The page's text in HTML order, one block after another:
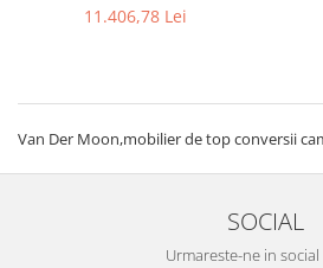
11.406,78 Lei
Van Der Moon,mobilier de top conversii
SOCIAL
Urmareste-ne in